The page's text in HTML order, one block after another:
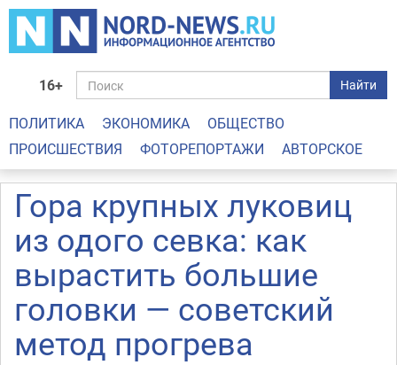
16+ Найти
ПОЛИТИКА ЭКОНОМИКА
ОБЩЕСТВО
ПРОИСШЕСТВИЯ
ФОТОРЕПОРТАЖИ АВТОРСКОЕ
Гора крупных луковиц
из одого севка: как
вырастить большие
головки — советский
метод прогрева